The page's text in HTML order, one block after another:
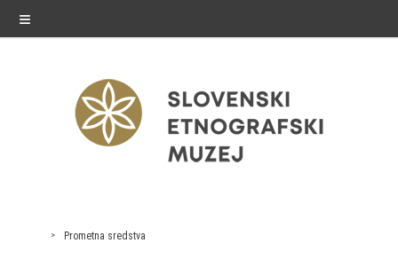
≡
razstavePrometna sredstva